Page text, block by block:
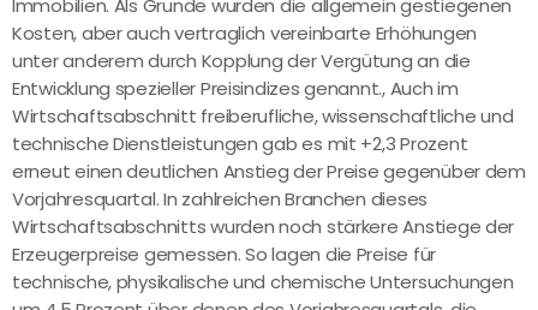
Immobilien. Als Gründe wurden die allgemein gestiegenen
Kosten, aber auch vertraglich vereinbarte Erhöhungen
unter anderem durch Kopplung der Vergütung an die
Entwicklung spezieller Preisindizes genannt., Auch im
Wirtschaftsabschnitt freiberufliche, wissenschaftliche und
technische Dienstleistungen gab es mit +2,3 Prozent
erneut einen deutlichen Anstieg der Preise gegenüber dem
Vorjahresquartal. In zahlreichen Branchen dieses
Wirtschaftsabschnitts wurden noch stärkere Anstiege der
Erzeugerpreise gemessen. So lagen die Preise für
technische, physikalische und chemische Untersuchungen